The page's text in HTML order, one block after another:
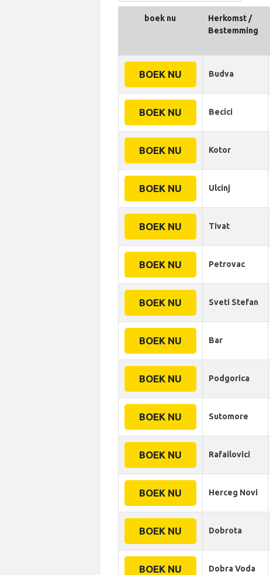
boek nu
Herkomst /
Bestemming
BOEK NU Budva
BOEK NU Becici
BOEK NU Kotor
BOEK NU Ulcinj
BOEK NU Tivat
BOEK NU Petrovac
BOEK NU Sveti Stefan
BOEK NU Bar
BOEK NU Podgorica
BOEK NU Sutomore
BOEK NU Rafailovici
BOEK NU Herceg Novi
BOEK NU Dobrota
BOEK NU Dobra Voda